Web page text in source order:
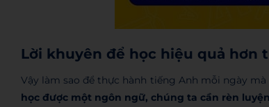
Lời khuyên để học hiệu quả hơn
Vậy làm sao để thực hành tiếng Anh mỗi ngày
học được một ngôn ngữ, chúng ta cần rèn